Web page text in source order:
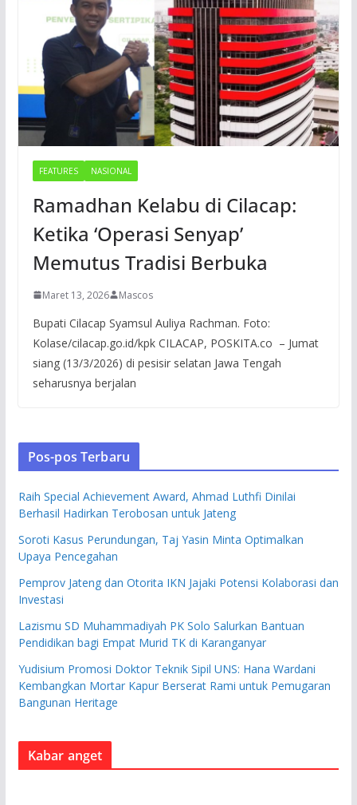
FEATURES NASIONAL
Ramadhan Kelabu di Cilacap:
Ketika ‘Operasi Senyap’
Memutus Tradisi Berbuka
Maret 13, 2026 Mascos
Bupati Cilacap Syamsul Auliya Rachman. Foto:
Kolase/cilacap.go.id/kpk CILACAP, POSKITA.co – Jumat
siang (13/3/2026) di pesisir selatan Jawa Tengah
seharusnya berjalan
Pos-pos Terbaru
Raih Special Achievement Award, Ahmad Luthfi Dinilai
Berhasil Hadirkan Terobosan untuk Jateng
Soroti Kasus Perundungan, Taj Yasin Minta Optimalkan
Upaya Pencegahan
Pemprov Jateng dan Otorita IKN Jajaki Potensi Kolaborasi dan
Investasi
Lazismu SD Muhammadiyah PK Solo Salurkan Bantuan
Pendidikan bagi Empat Murid TK di Karanganyar
Yudisium Promosi Doktor Teknik Sipil UNS: Hana Wardani
Kembangkan Mortar Kapur Berserat Rami untuk Pemugaran
Bangunan Heritage
Kabar anget